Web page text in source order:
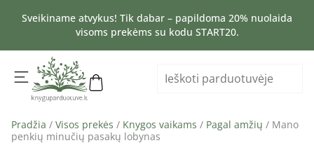
Sveikiname atvykus! Tik dabar – papildoma 20% nuolaida
visoms prekėms su kodu START20.
Pradžia / Visos prekės / Knygos vaikams / Pagal amžių / Mano
penkių minučių pasakų lobynas